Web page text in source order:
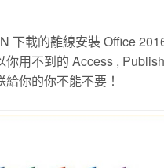
下載的離線安裝 Office
你用不到的 Access ,
你的你不能不要！